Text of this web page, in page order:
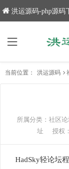
洪运源码-php源码下载,网站源码,网站
当前位置： 洪运源码
所属分类： 社区论
址
授权
HadSky轻论坛